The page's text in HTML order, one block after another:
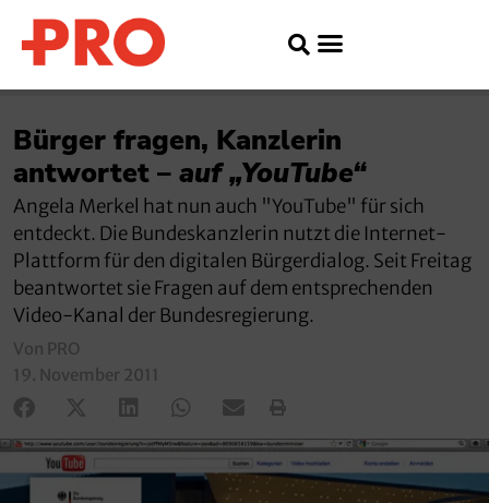
Bürger fragen, Kanzlerin
antwortet – auf „YouTube“
Angela Merkel hat nun auch "YouTube" für sich
entdeckt. Die Bundeskanzlerin nutzt die Internet-
Plattform für den digitalen Bürgerdialog. Seit Freitag
beantwortet sie Fragen auf dem entsprechenden
Video-Kanal der Bundesregierung.
Von PRO
19. November 2011